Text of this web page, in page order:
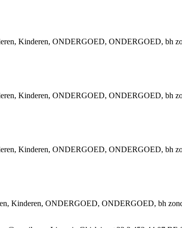
Kinderen, ONDERGOED, ONDERGOED, bh
Kinderen, ONDERGOED, ONDERGOED, bh
Kinderen, ONDERGOED, ONDERGOED, bh
Kinderen, ONDERGOED, ONDERGOED, bh